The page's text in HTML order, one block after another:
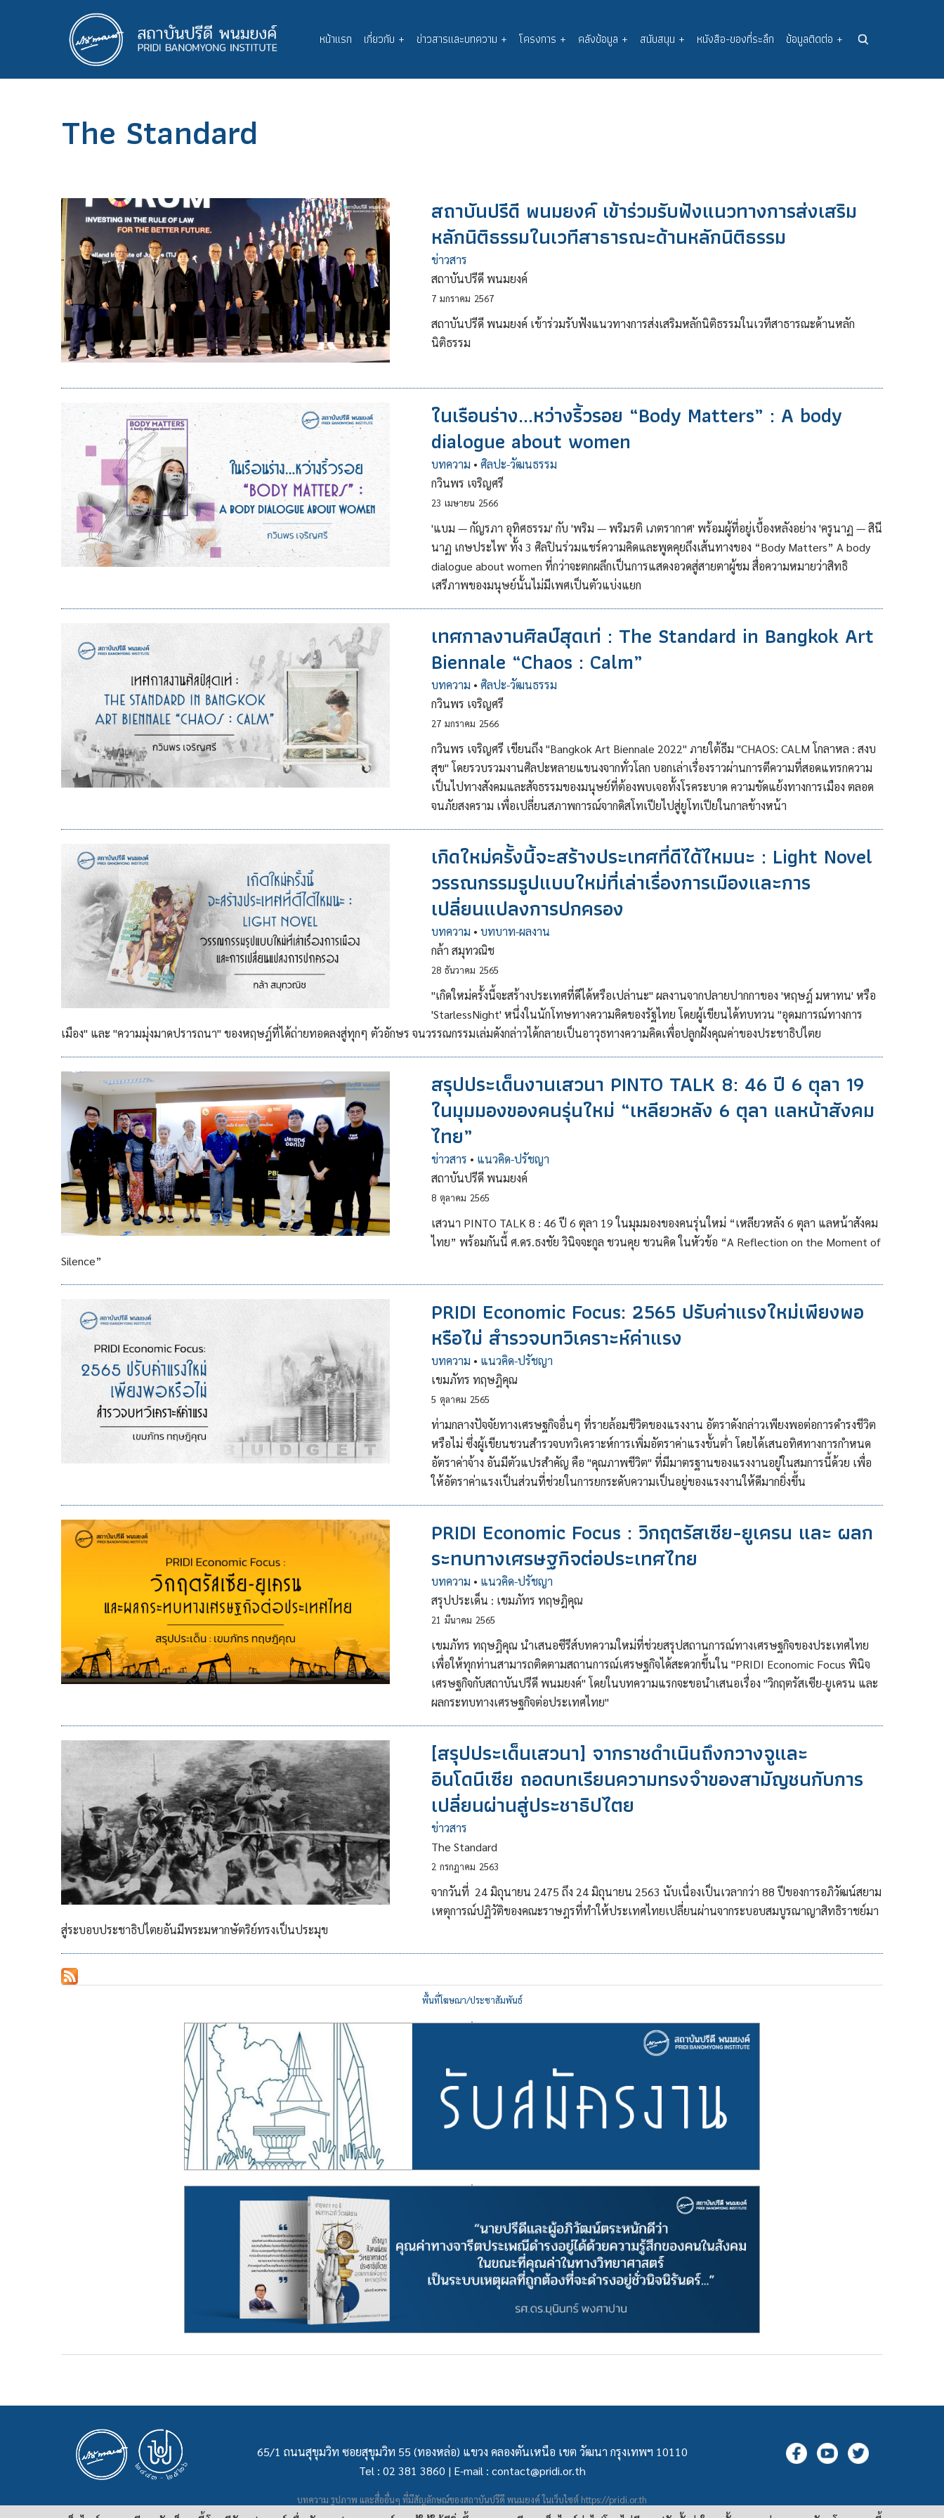
Main
navigation
หน้าแรก เกี่ยวกับ + ข่าวสารและบทความ + โครงการ + คลังข้อมูล + สนับสนุน + หนังสือ-ของที่ระลึก ข้อมูลติดต่อ +
The Standard
สถาบันปรีดี พนมยงค์ เข้าร่วมรับฟังแนวทางการส่งเสริม
หลักนิติธรรมในเวทีสาธารณะด้านหลักนิติธรรม
ข่าวสาร
สถาบันปรีดี พนมยงค์
7 มกราคม 2567
สถาบันปรีดี พนมยงค์ เข้าร่วมรับฟังแนวทางการส่งเสริมหลักนิติธรรมในเวทีสาธารณะด้านหลัก
นิติธรรม
ในเรือนร่าง...หว่างริ้วรอย “Body Matters” : A body
dialogue about women
บทความ • ศิลปะ-วัฒนธรรม
กวินพร เจริญศรี
23 เมษายน 2566
'แบม — กัญรภา อุทิศธรรม' กับ 'พริม — พริมรติ เภตรากาศ' พร้อมผู้ที่อยู่เบื้องหลังอย่าง 'ครูนาฏ — สินี
นาฏ เกษประไพ' ทั้ง 3 ศิลปินร่วมแชร์ความคิดและพูดคุยถึงเส้นทางของ “Body Matters” A body
dialogue about women ที่กว่าจะตกผลึกเป็นการแสดงอวดสู่สายตาผู้ชม สื่อความหมายว่าสิทธิ
เสรีภาพของมนุษย์นั้นไม่มีเพศเป็นตัวแบ่งแยก
เทศกาลงานศิลป์สุดเท่ : The Standard in Bangkok Art
Biennale “Chaos : Calm”
บทความ • ศิลปะ-วัฒนธรรม
กวินพร เจริญศรี
27 มกราคม 2566
กวินพร เจริญศรี เขียนถึง "Bangkok Art Biennale 2022" ภายใต้ธีม "CHAOS: CALM โกลาหล : สงบ
สุข" โดยรวบรวมงานศิลปะหลายแขนงจากทั่วโลก บอกเล่าเรื่องราวผ่านการตีความที่สอดแทรกความ
เป็นไปทางสังคมและสัจธรรมของมนุษย์ที่ต้องพบเจอทั้งโรคระบาด ความขัดแย้งทางการเมือง ตลอด
จนภัยสงคราม เพื่อเปลี่ยนสภาพการณ์จากดิสโทเปียไปสู่ยูโทเปียในกาลข้างหน้า
เกิดใหม่ครั้งนี้จะสร้างประเทศที่ดีได้ไหมนะ : Light Novel
วรรณกรรมรูปแบบใหม่ที่เล่าเรื่องการเมืองและการ
เปลี่ยนแปลงการปกครอง
บทความ • บทบาท-ผลงาน
กล้า สมุทวณิช
28 ธันวาคม 2565
"เกิดใหม่ครั้งนี้จะสร้างประเทศที่ดีได้หรือเปล่านะ" ผลงานจากปลายปากกาของ 'หฤษฎ์ มหาทน' หรือ
'StarlessNight' หนึ่งในนักโทษทางความคิดของรัฐไทย โดยผู้เขียนได้ทบทวน "อุดมการณ์ทางการ
เมือง" และ "ความมุ่งมาดปรารถนา" ของหฤษฎ์ที่ได้ถ่ายทอดลงสู่ทุกๆ ตัวอักษร จนวรรณกรรมเล่มดังกล่าวได้กลายเป็นอาวุธทางความคิดเพื่อปลูกฝังคุณค่าของประชาธิปไตย
สรุปประเด็นงานเสวนา PINTO TALK 8: 46 ปี 6 ตุลา 19
ในมุมมองของคนรุ่นใหม่ “เหลียวหลัง 6 ตุลา แลหน้าสังคม
ไทย”
ข่าวสาร • แนวคิด-ปรัชญา
สถาบันปรีดี พนมยงค์
8 ตุลาคม 2565
เสวนา PINTO TALK 8 : 46 ปี 6 ตุลา 19 ในมุมมองของคนรุ่นใหม่ “เหลียวหลัง 6 ตุลา แลหน้าสังคม
ไทย” พร้อมกันนี้ ศ.ดร.ธงชัย วินิจจะกูล ชวนคุย ชวนคิด ในหัวข้อ “A Reflection on the Moment of
Silence”
PRIDI Economic Focus: 2565 ปรับค่าแรงใหม่เพียงพอ
หรือไม่ สำรวจบทวิเคราะห์ค่าแรง
บทความ • แนวคิด-ปรัชญา
เขมภัทร ทฤษฎิคุณ
5 ตุลาคม 2565
ท่ามกลางปัจจัยทางเศรษฐกิจอื่นๆ ที่รายล้อมชีวิตของแรงงาน อัตราดังกล่าวเพียงพอต่อการดำรงชีวิต
หรือไม่ ซึ่งผู้เขียนชวนสำรวจบทวิเคราะห์การเพิ่มอัตราค่าแรงขั้นต่ำ โดยได้เสนอทิศทางการกำหนด
อัตราค่าจ้าง อันมีตัวแปรสำคัญ คือ "คุณภาพชีวิต" ที่มีมาตรฐานของแรงงานอยู่ในสมการนี้ด้วย เพื่อ
ให้อัตราค่าแรงเป็นส่วนที่ช่วยในการยกระดับความเป็นอยู่ของแรงงานให้ดีมากยิ่งขึ้น
PRIDI Economic Focus : วิกฤตรัสเซีย-ยูเครน และ ผลก
ระทบทางเศรษฐกิจต่อประเทศไทย
บทความ • แนวคิด-ปรัชญา
สรุปประเด็น : เขมภัทร ทฤษฎิคุณ
21 มีนาคม 2565
เขมภัทร ทฤษฎิคุณ นำเสนอซีรีส์บทความใหม่ที่ช่วยสรุปสถานการณ์ทางเศรษฐกิจของประเทศไทย
เพื่อให้ทุกท่านสามารถติดตามสถานการณ์เศรษฐกิจได้สะดวกขึ้นใน "PRIDI Economic Focus พินิจ
เศรษฐกิจกับสถาบันปรีดี พนมยงค์" โดยในบทความแรกจะขอนำเสนอเรื่อง "วิกฤตรัสเซีย-ยูเครน และ
ผลกระทบทางเศรษฐกิจต่อประเทศไทย"
[สรุปประเด็นเสวนา] จากราชดำเนินถึงกวางจูและ
อินโดนีเซีย ถอดบทเรียนความทรงจำของสามัญชนกับการ
เปลี่ยนผ่านสู่ประชาธิปไตย
ข่าวสาร
The Standard
2 กรกฎาคม 2563
จากวันที่ 24 มิถุนายน 2475 ถึง 24 มิถุนายน 2563 นับเนื่องเป็นเวลากว่า 88 ปีของการอภิวัฒน์สยาม
เหตุการณ์ปฏิวัติของคณะราษฎรที่ทำให้ประเทศไทยเปลี่ยนผ่านจากระบอบสมบูรณาญาสิทธิราชย์มา
สู่ระบอบประชาธิปไตยอันมีพระมหากษัตริย์ทรงเป็นประมุข
พื้นที่โฆษณา/ประชาสัมพันธ์
65/1 ถนนสุขุมวิท ซอยสุขุมวิท 55 (ทองหล่อ) แขวง คลองตันเหนือ เขต วัฒนา กรุงเทพฯ 10110
Tel : 02 381 3860 | E-mail : contact@pridi.or.th
บทความ รูปภาพ และสื่ออื่นๆ ที่มีสัญลักษณ์ของสถาบันปรีดี พนมยงค์ ในเว็บไซต์ https://pridi.or.th
เผยแพร่ภายใต้สัญญาอนุญาตครีเอทีฟคอมมอนส์แบบแสดงที่มา-ไม่ใช่เชิงพาณิชย์ 4.0 สากล